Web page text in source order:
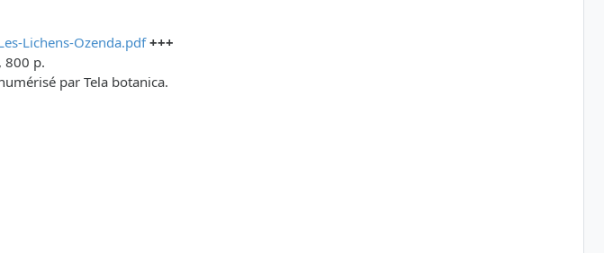
Lichens-Ozenda.pdf+++
800 p.
par Tela botanica.